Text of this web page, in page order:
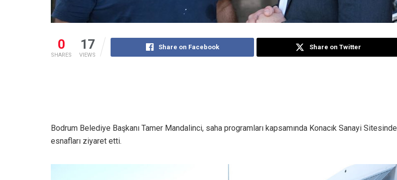
0
SHARES
17
VIEWS
Share on Facebook Share on Twitter
Bodrum Belediye Başkanı Tamer Mandalinci, saha programları kapsamında Konacık Sanayi Sitesinde
esnafları ziyaret etti.